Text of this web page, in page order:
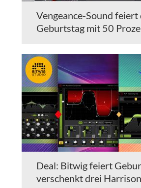
Vengeance-Sound feiert
Geburtstag mit 50
Deal: Bitwig feiert
verschenkt drei